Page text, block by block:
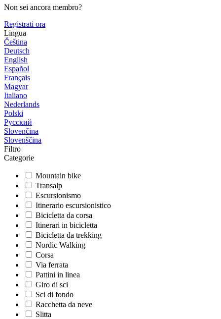
Non sei ancora membro?
Registrati ora
Lingua
Čeština
Deutsch
English
Español
Français
Magyar
Italiano
Nederlands
Polski
Русский
Slovenčina
Slovenščina
Filtro
Categorie
Mountain bike
Transalp
Escursionismo
Itinerario escursionistico
Bicicletta da corsa
Itinerari in bicicletta
Bicicletta da trekking
Nordic Walking
Corsa
Via ferrata
Pattini in linea
Giro di sci
Sci di fondo
Racchetta da neve
Slitta